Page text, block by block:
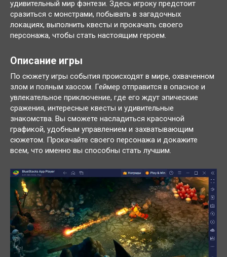
удивительный мир фэнтези. Здесь игроку предстоит
сразиться с монстрами, побывать в загадочных
локациях, выполнить квесты и прокачать своего
персонажа, чтобы стать настоящим героем.
Описание игры
По сюжету игры события происходят в мире, охваченном
злом и полным хаосом. Геймер отправится в опасное и
увлекательное приключение, где его ждут эпические
сражения, интересные квесты и удивительные
знакомства. Вы сможете насладиться красочной
графикой, удобным управлением и захватывающим
сюжетом. Прокачайте своего персонажа и докажите
всем, что именно вы способны стать лучшим.